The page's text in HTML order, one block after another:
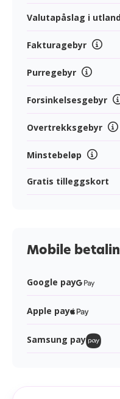
Valutapåslag i
Fakturagebyr
Purregebyr
Forsinkelsesgebyr
Overtrekksgebyr
Minstebeløp
Gratis tilleggskort
Mobile
Google pay
Apple pay
Samsung pay